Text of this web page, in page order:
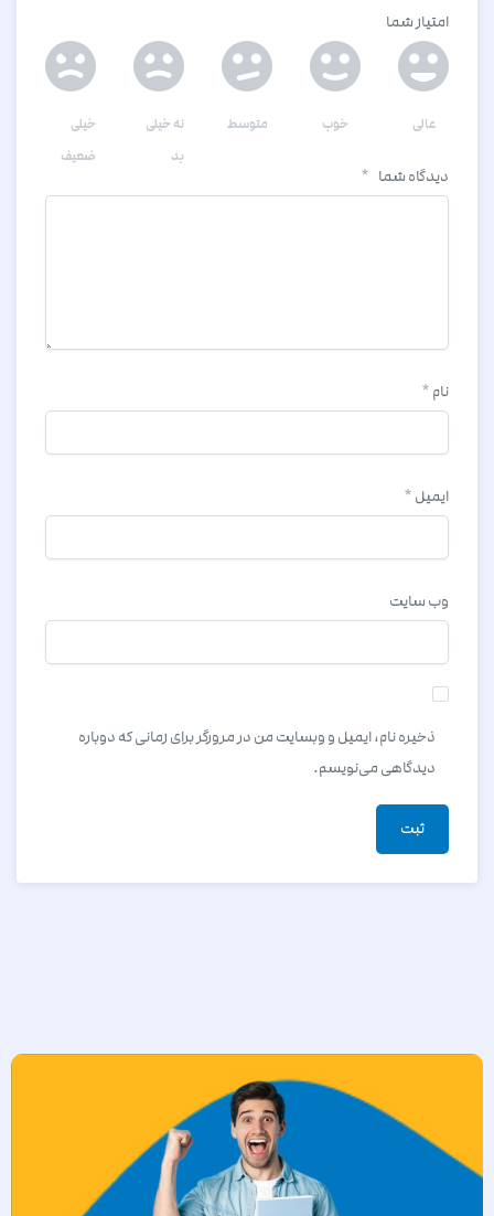
امتیاز شما
خیلی
ضعیف
نه خیلی
بد
متوسط خوب عالی
دیدگاه شما *
نام *
ایمیل *
وب‌ سایت
ذخیره نام، ایمیل و وبسایت من در مرورگر برای زمانی که دوباره
دیدگاهی می‌نویسم.